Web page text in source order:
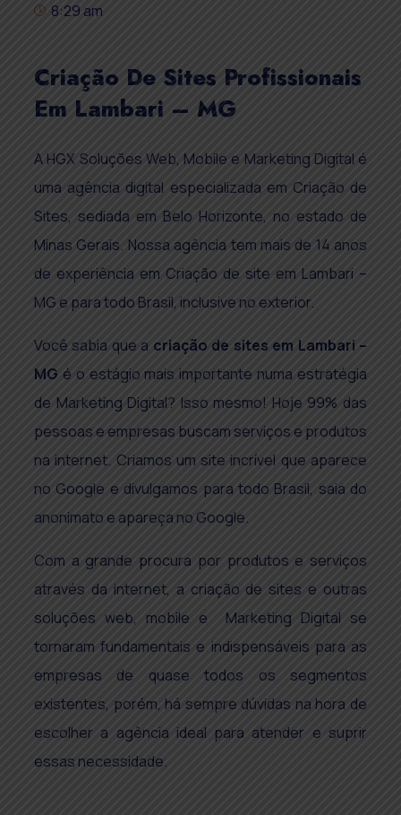
8:29 am
Criação De Sites Profissionais
Em Lambari – MG
A HGX Soluções Web, Mobile e Marketing Digital é
uma agência digital especializada em Criação de
Sites, sediada em Belo Horizonte, no estado de
Minas Gerais. Nossa agência tem mais de 14 anos
de experiência em Criação de site em Lambari –
MG e para todo Brasil, inclusive no exterior.
Você sabia que a criação de sites em Lambari –
MG é o estágio mais importante numa estratégia
de Marketing Digital? Isso mesmo! Hoje 99% das
pessoas e empresas buscam serviços e produtos
na internet. Criamos um site incrível que aparece
no Google e divulgamos para todo Brasil, saia do
anonimato e apareça no Google.
Com a grande procura por produtos e serviços
através da internet, a criação de sites e outras
soluções web, mobile e Marketing Digital se
tornaram fundamentais e indispensáveis para as
empresas de quase todos os segmentos
existentes, porém, há sempre dúvidas na hora de
escolher a agência ideal para atender e suprir
essas necessidade.